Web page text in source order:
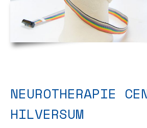
NEUROTHERAPIE
HILVERSUM